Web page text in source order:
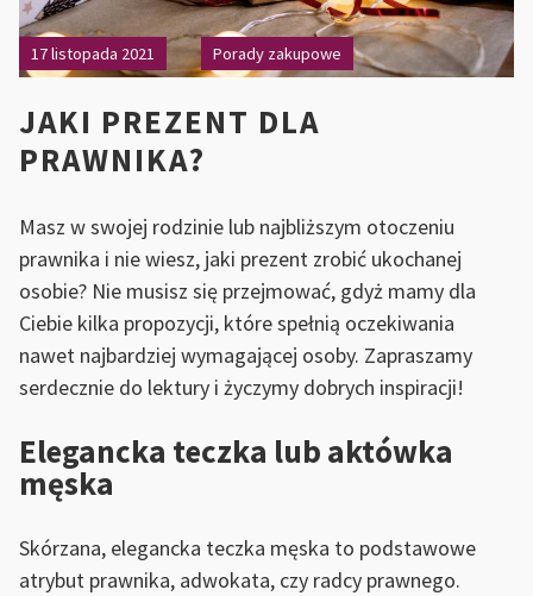
17 listopada 2021 Porady zakupowe
JAKI PREZENT DLA
PRAWNIKA?
Masz w swojej rodzinie lub najbliższym otoczeniu
prawnika i nie wiesz, jaki prezent zrobić ukochanej
osobie? Nie musisz się przejmować, gdyż mamy dla
Ciebie kilka propozycji, które spełnią oczekiwania
nawet najbardziej wymagającej osoby. Zapraszamy
serdecznie do lektury i życzymy dobrych inspiracji!
Elegancka teczka lub aktówka
męska
Skórzana, elegancka teczka męska to podstawowe
atrybut prawnika, adwokata, czy radcy prawnego.